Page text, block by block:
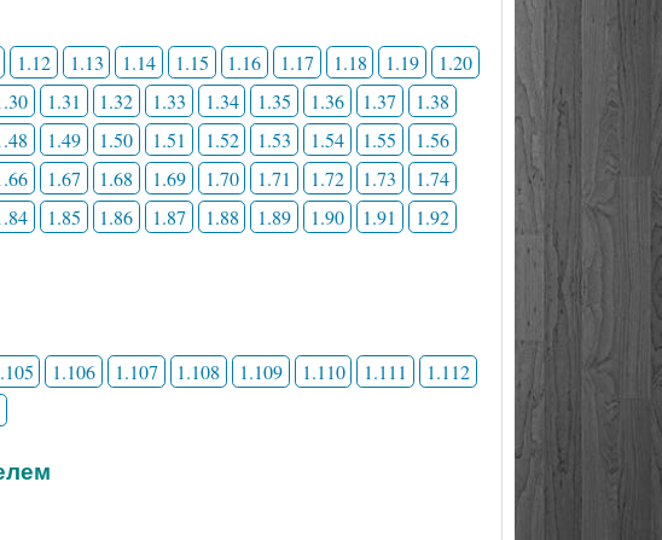
1.12 1.13 1.14 1.15 1.16 1.17 1.18 1.19
1.20
1.31 1.32 1.33 1.34 1.35 1.36 1.37
1.38
1.49 1.50 1.51 1.52 1.53 1.54 1.55
1.56
1.67 1.68 1.69 1.70 1.71 1.72 1.73
1.74
1.85 1.86 1.87 1.88 1.89 1.90 1.91
1.92
1.106 1.107 1.108 1.109 1.110 1.111
1.112